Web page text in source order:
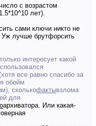
с возрастом
лет).
сами ключи никто не
Уж лучше брутфорсить
интересует какой
все равно спасибо за
обойм
сколькофактывзлома
для
архиватора. Или какая-